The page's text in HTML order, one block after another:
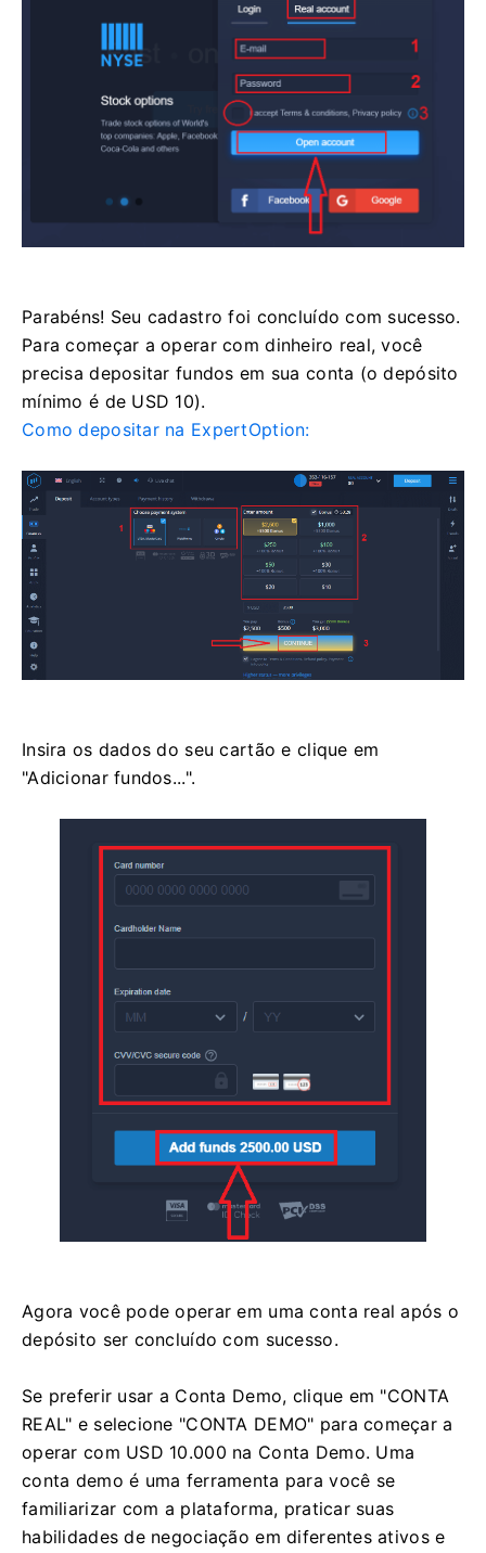
Parabéns! Seu cadastro foi concluído com sucesso.
Para começar a operar com dinheiro real, você
precisa depositar fundos em sua conta (o depósito
mínimo é de USD 10).
Como depositar na ExpertOption:
Insira os dados do seu cartão e clique em
"Adicionar fundos...".
Agora você pode operar em uma conta real após o
depósito ser concluído com sucesso.
Se preferir usar a Conta Demo, clique em "CONTA
REAL" e selecione "CONTA DEMO" para começar a
operar com USD 10.000 na Conta Demo. Uma
conta demo é uma ferramenta para você se
familiarizar com a plataforma, praticar suas
habilidades de negociação em diferentes ativos e